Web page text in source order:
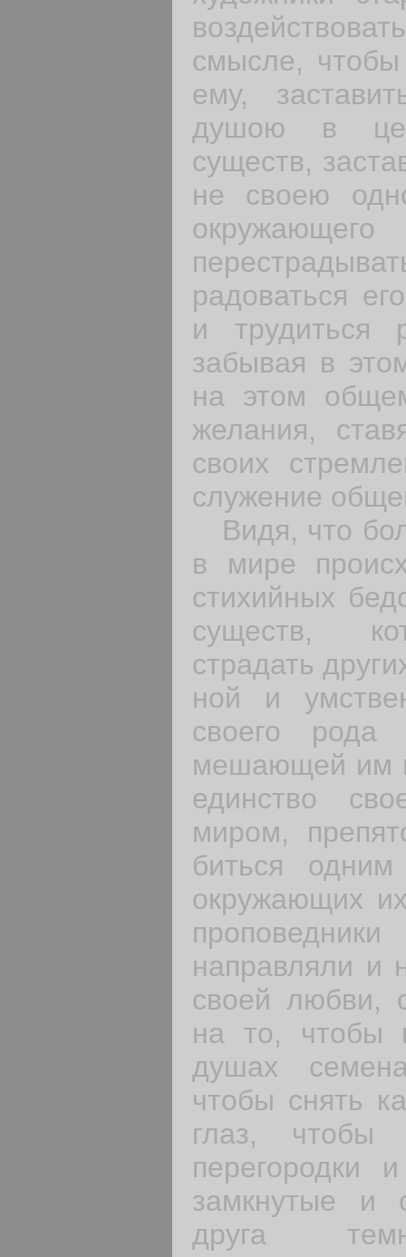
смысле, что­бы
ему,
душою в
существ,
не своею
радоваться
и трудиться
забывая в
на этом
желания,
своих
служение
Видя, что
в мире
стихийных
существ,
страдать
ной и
своего рода
мешающей им
единство
миром,
биться
окружающих
направляли и
своей любви,
на то, чтобы
душах
чтобы снять
глаз, чтобы
перегородки
замкнутые и
друга